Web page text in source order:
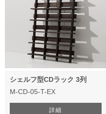
シェルフ型CDラック 3列
M-CD-05-T-EX
詳細